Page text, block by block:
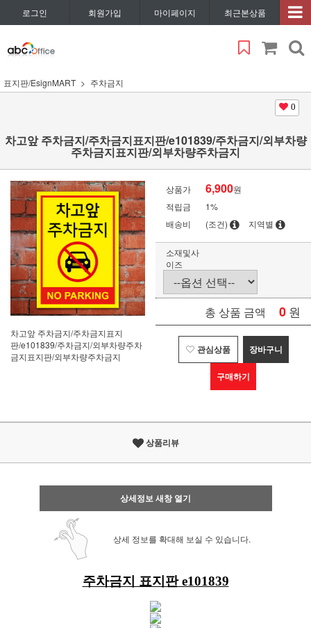
로그인 회원가입 마이페이지 최근본상품
표지판/EsignMART 주차금지
0
차고앞 주차금지/주차금지표지판/e101839/주차금지/외부차량
주차금지표지판/외부차량주차금지
차고앞 주차금지/주차금지표지
판/e101839/주차금지/외부차량주차
금지표지판/외부차량주차금지
상품가 6,900원
적립금
1%
배송비
(조건) 지역별
소재및사
이즈
총 상품 금액 0 원
관심상품 장바구니
구매하기
상품리뷰
상세정보 새창 열기
상세 정보를 확대해 보실 수 있습니다.
주차금지 표지판 e101839